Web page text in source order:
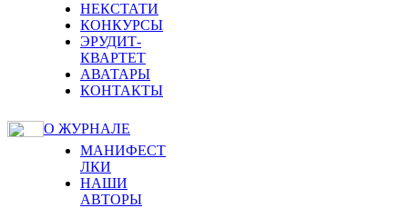
НЕКСТАТИ
КОНКУРСЫ
ЭРУДИТ-
КВАРТЕТ
АВАТАРЫ
КОНТАКТЫ
О ЖУРНАЛЕ
МАНИФЕСТ
ЛКИ
НАШИ
АВТОРЫ